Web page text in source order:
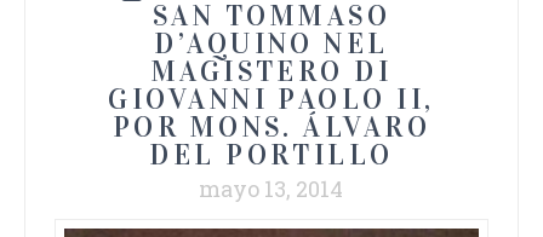
SAN TOMMASO
D’AQUINO NEL
MAGISTERO DI
GIOVANNI PAOLO II,
POR MONS. ÁLVARO
DEL PORTILLO
mayo 13, 2014